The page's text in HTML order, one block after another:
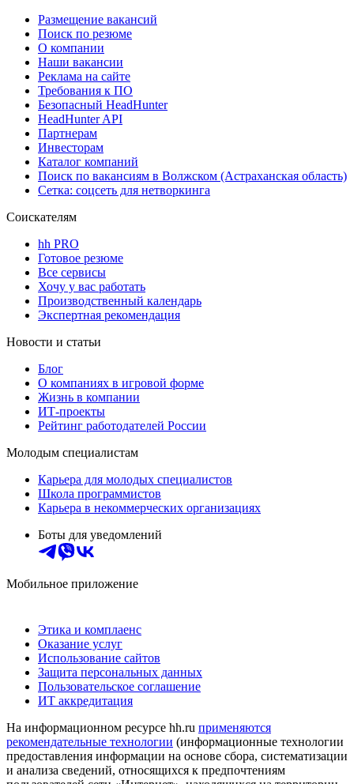
Размещение вакансий
Поиск по резюме
О компании
Наши вакансии
Реклама на сайте
Требования к ПО
Безопасный HeadHunter
HeadHunter API
Партнерам
Инвесторам
Каталог компаний
Поиск по вакансиям в Волжском (Астраханская область)
Сетка: соцсеть для нетворкинга
Соискателям
hh PRO
Готовое резюме
Все сервисы
Хочу у вас работать
Производственный календарь
Экспертная рекомендация
Новости и статьи
Блог
О компаниях в игровой форме
Жизнь в компании
ИТ-проекты
Рейтинг работодателей России
Молодым специалистам
Карьера для молодых специалистов
Школа программистов
Карьера в некоммерческих организациях
Боты для уведомлений
Мобильное приложение
Этика и комплаенс
Оказание услуг
Использование сайтов
Защита персональных данных
Пользовательское соглашение
ИТ аккредитация
На информационном ресурсе hh.ru применяются
рекомендательные технологии (информационные технологии
предоставления информации на основе сбора, систематизации
и анализа сведений, относящихся к предпочтениям